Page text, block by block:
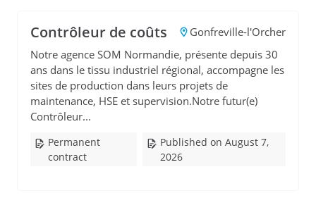
Contrôleur de coûts
Gonfreville-l'Orcher
Notre agence SOM Normandie, présente depuis 30
ans dans le tissu industriel régional, accompagne les
sites de production dans leurs projets de
maintenance, HSE et supervision.Notre futur(e)
Contrôleur...
Permanent
contract
Published on August 7,
2026